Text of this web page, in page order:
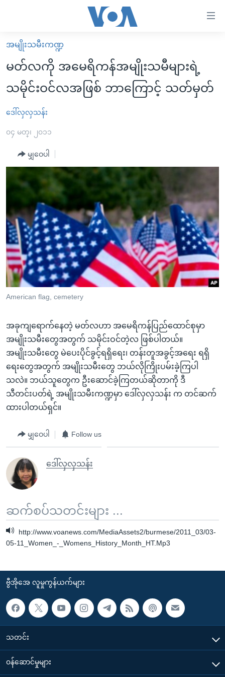
လွယ်ကူ
စေ
သည့်
များ
ပင်မ
ကြည့်
ပင်မ
ညွန်း
စာမျက်နှာ
သို့
ကျော်
ကြည့်
ရှာဖွေ
ရန်
နေရာ
သို့
ကျော်
ရန်
မူလစာမျက်နှာ
မြန်မာ
ကမ္ဘာ့သတင်းများ
နိုင်ငံတကာ
အစ္စရေး-ပါလက်စတိုင်း
ဗွီဒီယို
အင်္ဂလိပ်စာလေ့လာမယ်
အမေရိကန်သုံးအီဒီယံ
မကြေးမုံရဲ့ အင်္ဂလိပ်စာ
ရုပ်ရှင်ထဲက အင်္ဂလိပ်စာ
သုတပဒေသာ အင်္ဂလိပ်စာ
အပတ်စဉ်ကဏ္ဍများ
ရေဒီယို
တီဗွီ
ရေဒီယိုနှင့်ရုပ်သံ အချက်အလက်များ
ရေဒီယို/တီဗွီအစီအစဉ်
Learning English
ဗွီအိုအေ လူမှုကွန်ယက်များ
ဘာသာစကားများ
အမျိုးသမီးကဏ္ဍ
မတ်လကို အမေရိကန်အမျိုးသမီများရဲ့
သမိုင်းဝင်လအဖြစ် ဘာကြောင့် သတ်မှတ်
ဒေါ်လှလှသန်း
၀၄ မတ္၊ ၂၀၁၁
မျှဝေပါ
American flag, cemetery
အခုကျရောက်နေတဲ့ မတ်လဟာ အမေရိကန်ပြည်ထောင်စုမှာ
အမျိုးသမီးတွေအတွက် သမိုင်းဝင်တဲ့လ ဖြစ်ပါတယ်။
အမျိုးသမီးတွေ မဲပေးပိုင်ခွင့်ရရှိရေး၊ တန်းတူအခွင့်အရေး ရရှိ
ရေးတွေအတွက် အမျိုးသမီးတွေ ဘယ်လိုကြိုးပမ်းခဲ့ကြပါ
သလဲ။ ဘယ်သူတွေက ဦးဆောင်ခဲ့ကြတယ်ဆိုတာကို ဒီ
သီတင်းပတ်ရဲ့ အမျိုးသမီးကဏ္ဍမှာ ဒေါ်လှလှသန်း က တင်ဆက်
ထားပါတယ်ရှင်။
မျှဝေပါ Follow us
ဒေါ်လှလှသန်း
ဆက်စပ်သတင်းများ ...
http://www.voanews.com/MediaAssets2/burmese/2011_03/03-
05-11_Women_-_Womens_History_Month_HT.Mp3
ဗွီအိုအေ လူမှုကွန်ယက်များ
သတင်း
၀န်ဆောင်မှုများ